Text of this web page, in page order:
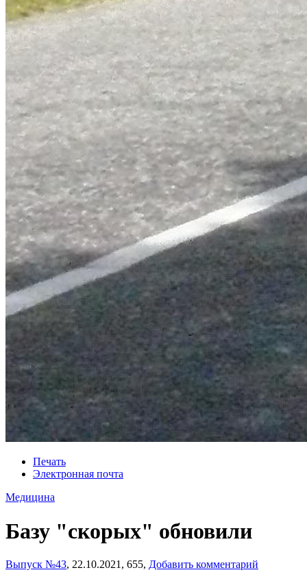
Печать
Электронная почта
Медицина
Базу "скорых" обновили
Выпуск №43, 22.10.2021, 655, Добавить комментарий